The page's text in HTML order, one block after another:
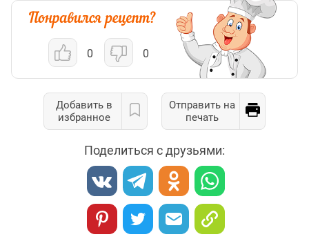
0 0
Добавить в
избранное
Отправить на
печать
Поделиться с друзьями: